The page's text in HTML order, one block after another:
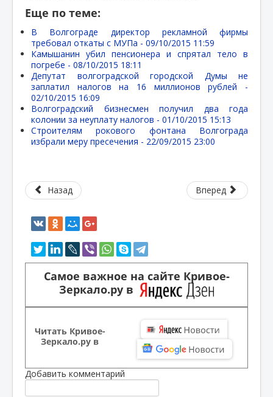
Еще по теме:
В Волгограде директор рекламной фирмы
требовал откаты с МУПа - 09/10/2015 11:59
Камышанин убил пенсионера и спрятал тело в
погребе - 08/10/2015 18:11
Депутат волгоградской городской Думы не
заплатил налогов на 16 миллионов рублей -
02/10/2015 16:09
Волгоградский бизнесмен получил два года
колонии за неуплату налогов - 01/10/2015 15:13
Строителям рокового фонтана Волгограда
избрали меру пресечения - 22/09/2015 23:00
Назад Вперед
Самое важное на сайте Кривое-
Зеркало.ру в
Читать Кривое-
Зеркало.ру в
Добавить комментарий